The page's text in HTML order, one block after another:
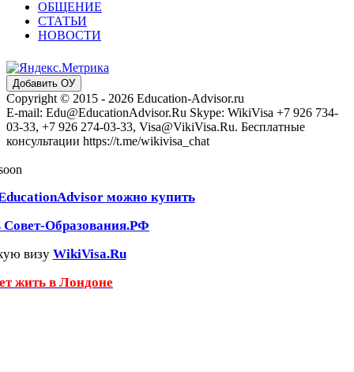
ОБЩЕНИЕ
СТАТЬИ
НОВОСТИ
Добавить ОУ
Copyright © 2015 - 2026 Education-Advisor.ru
E-mail: Edu@EducationAdvisor.Ru Skype: WikiVisa +7 926 734-
03-33, +7 926 274-03-33, Visa@VikiVisa.Ru. Бесплатные
консультации https://t.me/wikivisa_chat
можно купить
Совет-Образования.РФ
визу WikiVisa.Ru
жить в Лондоне